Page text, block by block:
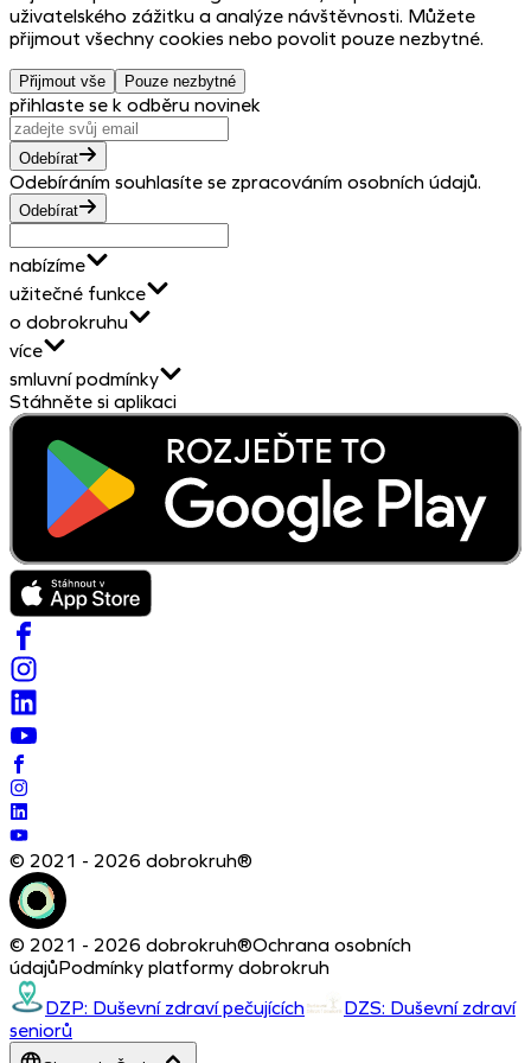
uživatelského zážitku a analýze návštěvnosti. Můžete
přijmout všechny cookies nebo povolit pouze nezbytné.
Přijmout vše Pouze nezbytné
přihlaste se k odběru novinek
Odebírat
Odebíráním souhlasíte se zpracováním osobních údajů.
Odebírat
nabízíme
užitečné funkce
o dobrokruhu
více
smluvní podmínky
Stáhněte si aplikaci
© 2021 - 2026 dobrokruh®
© 2021 - 2026 dobrokruh®Ochrana osobních
údajůPodmínky platformy dobrokruh
DZP: Duševní zdraví pečujících
DZS: Duševní zdraví
seniorů